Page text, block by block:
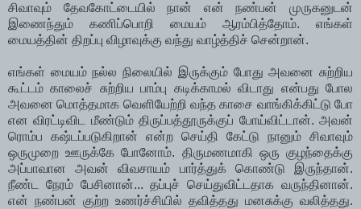
சிவாவும் தேவகோட்டையில் நான் என் நண்பன் முருகனுடன்
இணைந்தும் கணிப்பொறி மையம் ஆரம்பித்தோம். எங்கள்
மையத்தின் திறப்பு விழாவுக்கு வந்து வாழ்த்திச் சென்றான்.
எங்கள் மையம் நல்ல நிலையில் இருக்கும் போது அவனை சுற்றிய
கூட்டம் காலைச் சுற்றிய பாம்பு கடிக்காமல் விடாது என்பது போல
அவனை மொத்தமாக வெளியேற்றி வந்த காசை வாங்கிக்கிட்டு போ
என விரட்டிவிட மீண்டும் திருப்பத்தூருக்குப் போய்விட்டான். அவன்
ரொம்ப கஷ்டப்படுகிறான் என்ற செய்தி கேட்டு நானும் சிவாவும்
ஒருமுறை ஊருக்கே போனோம். திருமணமாகி ஒரு குழந்தைக்கு
அப்பாவான அவன் விவசாயம் பார்த்துக் கொண்டு இருந்தான்.
நீண்ட நேரம் பேசினான்... தப்புச் செய்துவிட்டதாக வருந்தினான்.
என் நண்பன் குற்ற உணர்ச்சியில் தவித்தது மனசுக்கு வலித்தது.